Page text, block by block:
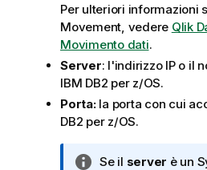
Per ulteriori informazioni
Movement , vedere Qlik
Movimento dati.
Server: l'indirizzo IP o il
IBM DB2 per z/OS.
Porta:la porta con cui
DB2 per z/OS.
N
Se il server è un